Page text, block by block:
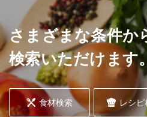
さまざまな条件か
検索いただけます
食材検索 レシ